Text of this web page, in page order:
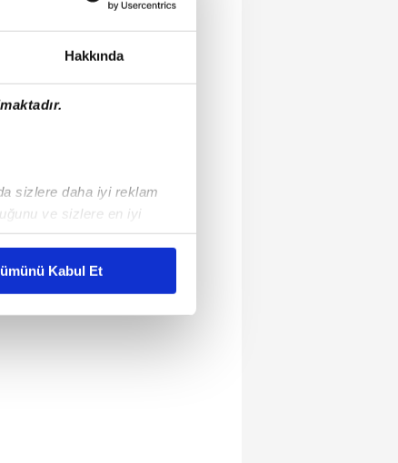
Hakkında
sizlere daha iyi reklam
ve sizlere en iyi
karşılamak
sunulması
sizlere yönelik
detaylı bilgi için Ayarlar
Kabul Et